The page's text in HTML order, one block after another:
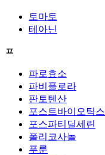
토마토
테아닌
ㅍ
파로효소
파비플로라
판토텐산
포스트바이오틱스
포스파티딜세린
폴리코사놀
푸룬